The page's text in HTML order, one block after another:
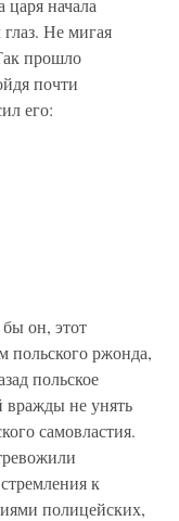
начала
Не мигая
прошло
почти
его:
он, этот
польского ржонда,
польское
вражды не унять
самовластия.
к
полицейских,